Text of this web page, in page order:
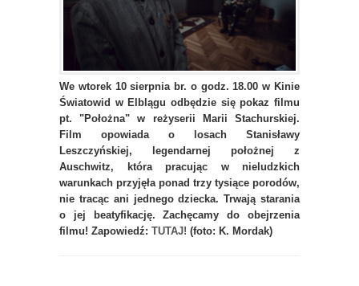
We wtorek 10 sierpnia br. o godz. 18.00 w Kinie
Światowid w Elblągu odbędzie się pokaz filmu
pt. "Położna" w reżyserii Marii Stachurskiej.
Film opowiada o losach Stanisławy
Leszczyńskiej, legendarnej położnej z
Auschwitz, która pracując w nieludzkich
warunkach przyjęła ponad trzy tysiące porodów,
nie tracąc ani jednego dziecka. Trwają starania
o jej beatyfikację. Zachęcamy do obejrzenia
filmu! Zapowiedź: TUTAJ! (foto: K. Mordak)